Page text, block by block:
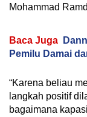
Mohammad
Baca Juga
Pemilu Damai
“Karena beliau
langkah positif
bagaimana